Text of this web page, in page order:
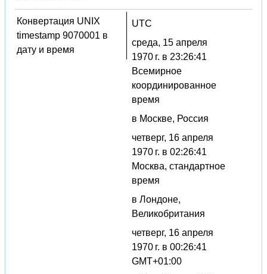
Конвертация UNIX
timestamp 9070001 в
дату и время
UTC
среда, 15 апреля
1970 г. в 23:26:41
Всемирное
координированное
время
в Москве, Россия
четверг, 16 апреля
1970 г. в 02:26:41
Москва, стандартное
время
в Лондоне,
Великобритания
четверг, 16 апреля
1970 г. в 00:26:41
GMT+01:00